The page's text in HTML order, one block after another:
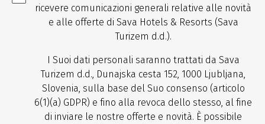
ricevere comunicazioni generali relative alle novità
e alle offerte di Sava Hotels & Resorts (Sava
Turizem d.d.).
I Suoi dati personali saranno trattati da Sava
Turizem d.d., Dunajska cesta 152, 1000 Ljubljana,
Slovenia, sulla base del Suo consenso (articolo
6(1)(a) GDPR) e fino alla revoca dello stesso, al fine
di inviare le nostre offerte e novità. È possibile